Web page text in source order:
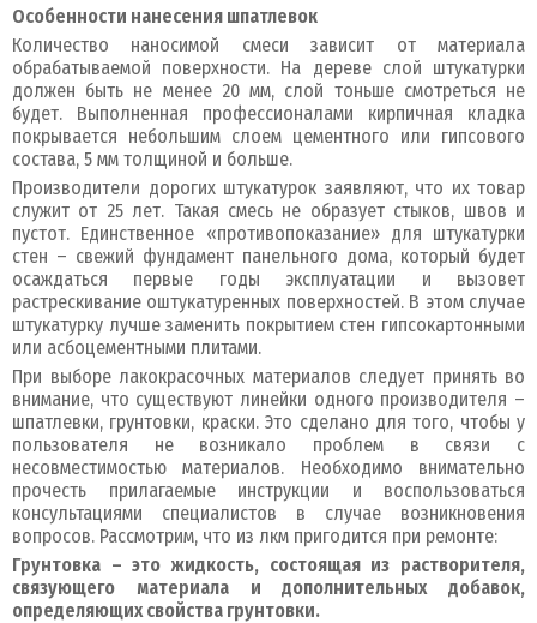
Особенности нанесения шпатлевок
Количество наносимой смеси зависит от материала
обрабатываемой поверхности. На дереве слой штукатурки
должен быть не менее 20 мм, слой тоньше смотреться не
будет. Выполненная профессионалами кирпичная кладка
покрывается небольшим слоем цементного или гипсового
состава, 5 мм толщиной и больше.
Производители дорогих штукатурок заявляют, что их товар
служит от 25 лет. Такая смесь не образует стыков, швов и
пустот. Единственное «противопоказание» для штукатурки
стен – свежий фундамент панельного дома, который будет
осаждаться первые годы эксплуатации и вызовет
растрескивание оштукатуренных поверхностей. В этом случае
штукатурку лучше заменить покрытием стен гипсокартонными
или асбоцементными плитами.
При выборе лакокрасочных материалов следует принять во
внимание, что существуют линейки одного производителя –
шпатлевки, грунтовки, краски. Это сделано для того, чтобы у
пользователя не возникало проблем в связи с
несовместимостью материалов. Необходимо внимательно
прочесть прилагаемые инструкции и воспользоваться
консультациями специалистов в случае возникновения
вопросов. Рассмотрим, что из лкм пригодится при ремонте:
Грунтовка – это жидкость, состоящая из растворителя,
связующего материала и дополнительных добавок,
определяющих свойства грунтовки.